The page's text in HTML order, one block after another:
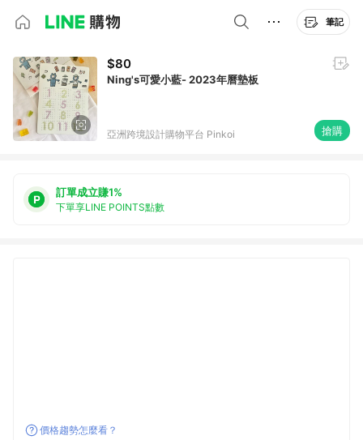
筆記
$80
Ning's可愛小藍- 2023年曆墊板
亞洲跨境設計購物平台 Pinkoi 搶購
訂單成立賺1%
下單享LINE POINTS點數
價格趨勢怎麼看？